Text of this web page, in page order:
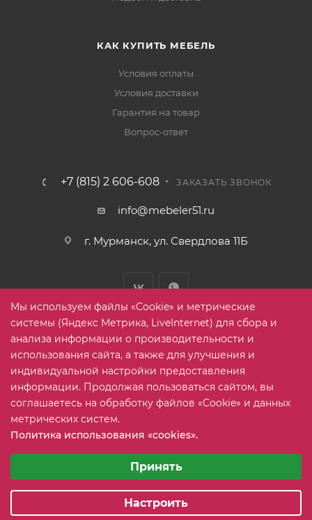
КАК КУПИТЬ МЕБЕЛЬ
Условия оплаты
Условия доставки
Гарантия на товар
Вопрос-ответ
+7 (815) 2 606-608 ЗАКАЗАТЬ ЗВОНОК
info@mebeler51.ru
г. Мурманск, ул. Свердлова 11Б
2005-2026 © mebelier51.ru - модный интернет-магазин не
дорогой корпусной мебели. Все права защищены.
Мы используем файлы «Cookie» и метрические
системы (Яндекс Метрика, LiveInternet) для сбора и
анализа информации о производительности и
использования сайта, а также для улучшения и
индивидуальной настройки предоставления
информации. Продолжая пользоваться сайтом, вы
соглашаетесь на обработку файлов «Cookie» и данных
метрических систем.
Политика использования «cookies».
Аналитические/Функциональные
Принять
Настроить